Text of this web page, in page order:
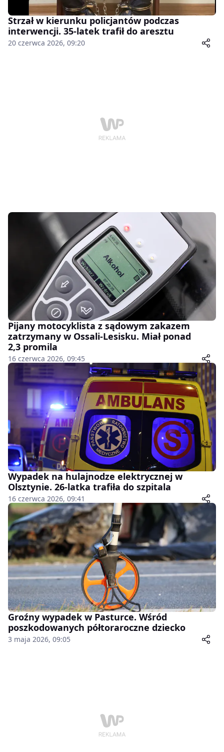
Strzał w kierunku policjantów podczas
interwencji. 35-latek trafił do aresztu
20 czerwca 2026, 09:20
Pijany motocyklista z sądowym zakazem
zatrzymany w Ossali-Lesisku. Miał ponad
2,3 promila
16 czerwca 2026, 09:45
Wypadek na hulajnodze elektrycznej w
Olsztynie. 26-latka trafiła do szpitala
16 czerwca 2026, 09:41
Groźny wypadek w Pasturce. Wśród
poszkodowanych półtoraroczne dziecko
3 maja 2026, 09:05